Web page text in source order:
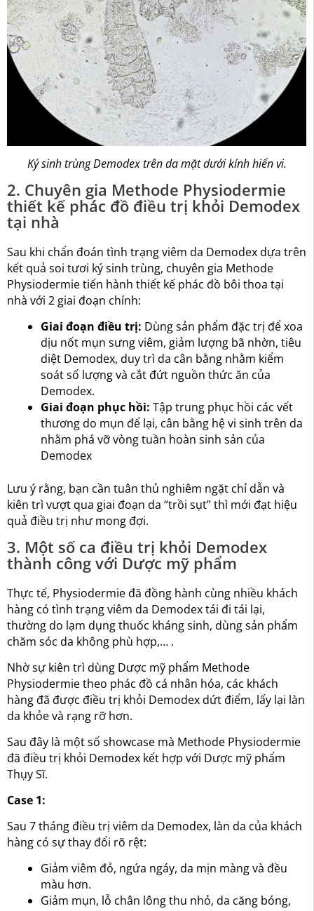
Ký sinh trùng Demodex trên da mặt dưới kính hiển vi.
2. Chuyên gia Methode Physiodermie
thiết kế phác đồ điều trị khỏi Demodex
tại nhà
Sau khi chẩn đoán tình trạng viêm da Demodex dựa trên
kết quả soi tươi ký sinh trùng, chuyên gia Methode
Physiodermie tiến hành thiết kế phác đồ bôi thoa tại
nhà với 2 giai đoạn chính:
Giai đoạn điều trị: Dùng sản phẩm đặc trị để xoa
dịu nốt mụn sưng viêm, giảm lượng bã nhờn, tiêu
diệt Demodex, duy trì da cân bằng nhằm kiểm
soát số lượng và cắt đứt nguồn thức ăn của
Demodex.
Giai đoạn phục hồi: Tập trung phục hồi các vết
thương do mụn để lại, cân bằng hệ vi sinh trên da
nhằm phá vỡ vòng tuần hoàn sinh sản của
Demodex
Lưu ý rằng, bạn cần tuân thủ nghiêm ngặt chỉ dẫn và
kiên trì vượt qua giai đoạn da “trồi sụt” thì mới đạt hiệu
quả điều trị như mong đợi.
3. Một số ca điều trị khỏi Demodex
thành công với Dược mỹ phẩm
Thực tế, Physiodermie đã đồng hành cùng nhiều khách
hàng có tình trạng viêm da Demodex tái đi tái lại,
thường do lạm dụng thuốc kháng sinh, dùng sản phẩm
chăm sóc da không phù hợp,… .
Nhờ sự kiên trì dùng Dược mỹ phẩm Methode
Physiodermie theo phác đồ cá nhân hóa, các khách
hàng đã được điều trị khỏi Demodex dứt điểm, lấy lại làn
da khỏe và rạng rỡ hơn.
Sau đây là một số showcase mà Methode Physiodermie
đã điều trị khỏi Demodex kết hợp với Dược mỹ phẩm
Thụy Sĩ.
Case 1:
Sau 7 tháng điều trị viêm da Demodex, làn da của khách
hàng có sự thay đổi rõ rệt:
Giảm viêm đỏ, ngứa ngáy, da mịn màng và đều
màu hơn.
Giảm mụn, lỗ chân lông thu nhỏ, da căng bóng,